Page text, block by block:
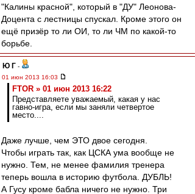
"Калины красной", который в "ДУ" Леонова-
Доцента с лестницы спускал. Кроме этого он
ещё призёр то ли ОИ, то ли ЧМ по какой-то
борьбе.
Ю Г -
01 июн 2013 16:03
FTOR » 01 июн 2013 16:22
Представляете уважаемый, какая у нас
гавно-игра, если мы заняли четвертое
место....
Даже лучше, чем ЭТО двое сегодня.
Чтобы играть так, как ЦСКА ума вообще не
нужно. Тем, не менее фамилия тренера
теперь вошла в историю футбола. ДУБЛЬ!
А Гусу кроме бабла ничего не нужно. Три